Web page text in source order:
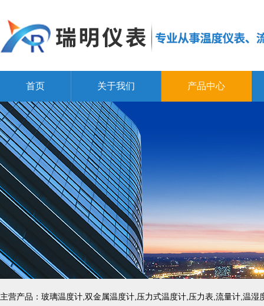
首页 关于我们 产品中心